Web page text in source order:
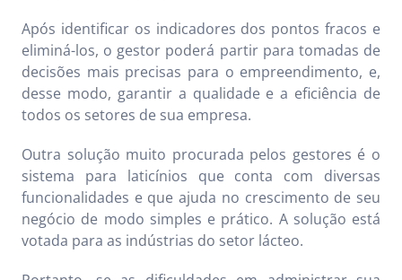
Após identificar os indicadores dos pontos fracos e
eliminá-los, o gestor poderá partir para tomadas de
decisões mais precisas para o empreendimento, e,
desse modo, garantir a qualidade e a eficiência de
todos os setores de sua empresa.
Outra solução muito procurada pelos gestores é o
sistema para laticínios que conta com diversas
funcionalidades e que ajuda no crescimento de seu
negócio de modo simples e prático. A solução está
votada para as indústrias do setor lácteo.